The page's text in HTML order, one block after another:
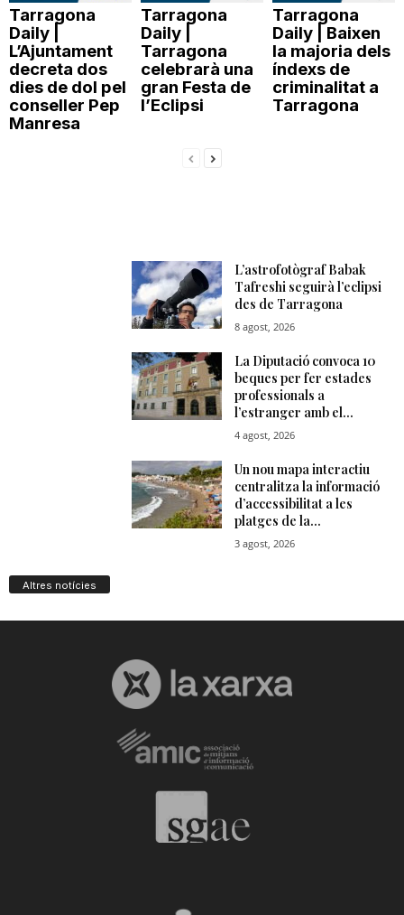
Tarragona
Daily |
L’Ajuntament
decreta dos
dies de dol pel
conseller Pep
Manresa
Tarragona
Daily |
Tarragona
celebrarà una
gran Festa de
l’Eclipsi
Tarragona
Daily | Baixen
la majoria dels
índexs de
criminalitat a
Tarragona
Altres notícies